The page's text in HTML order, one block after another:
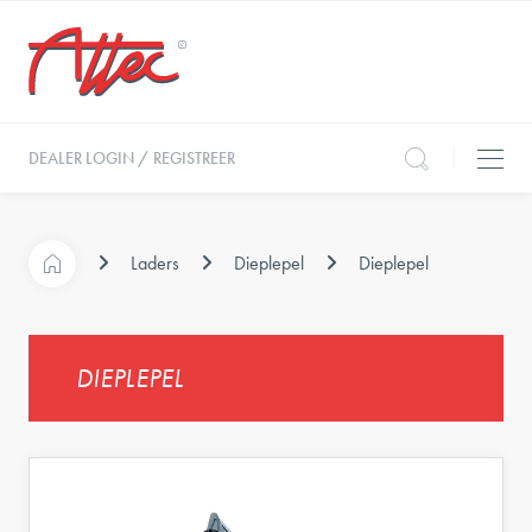
DEALER LOGIN / REGISTREER
Laders Dieplepel Dieplepel
DIEPLEPEL